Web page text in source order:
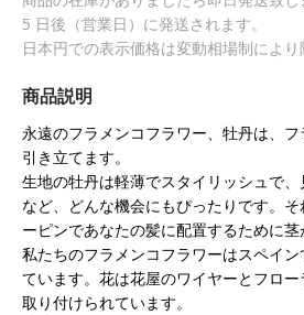
5 日後（営業日）に発送されます。
日本円での表示価格は変動相場制によ
商品説明
永遠のフラメンコフラワー、牡丹は、
引き立てます。
生地の牡丹は軽薄でスタイリッシュで
など、どんな機会にもぴったりです。
ーピンであなたの髪に配置するために茎
私たちのフラメンコフラワーはスペイ
ています。花は花屋のワイヤーとフロ
取り付けられています。